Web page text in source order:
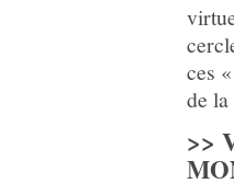
ces
de
>>